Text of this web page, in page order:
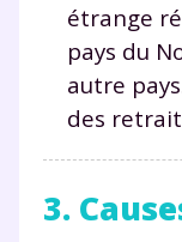
étrange
pays du
autre
des
3.